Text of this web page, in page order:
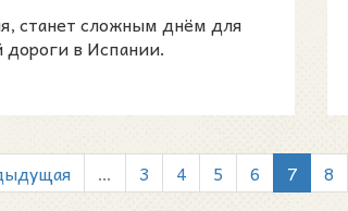
станет сложным днём для
дороги в Испании.
… 3 4 5 6 7 8